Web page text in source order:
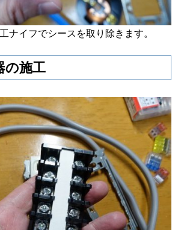
ナイフでシースを取り除きます。
の施工